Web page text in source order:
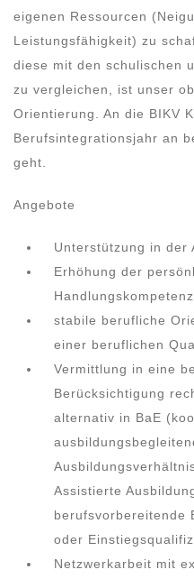
eigenen Ressourcen
Leistungsfähigkeit) zu
diese mit den schulischen
zu vergleichen, ist unser
Orientierung. An die BIKV
Berufsintegrationsjahr an
geht.
Angebote
Unterstützung in der
Erhöhung der
stabile berufliche
einer beruflichen
Vermittlung in eine
Berücksichtigung
alternativ in BaE
Assistierte
berufsvorbereitende
oder
Netzwerkarbeit mit